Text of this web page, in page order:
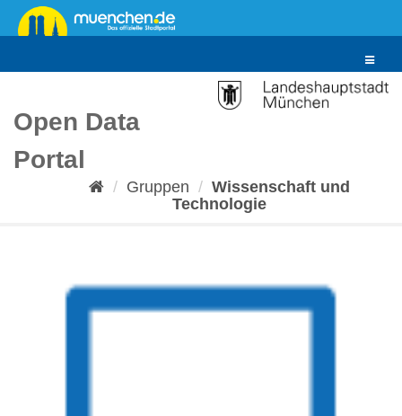
Überspringen
zum
Toggle
Open Data
Portal
Gruppen
Wissenschaft und
Technologie